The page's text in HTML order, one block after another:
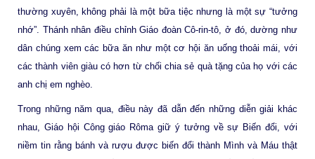
thường xuyên, không phải là một bữa tiệc nhưng là một sự “tưởng
nhớ”. Thánh nhân điều chỉnh Giáo đoàn Cô-rin-tô, ở đó, dường như
dân chúng xem các bữa ăn như một cơ hội ăn uống thoải mái, với
các thành viên giàu có hơn từ chối chia sẻ quà tặng của họ với các
anh chị em nghèo.
Trong những năm qua, điều này đã dẫn đến những diễn giải khác
nhau, Giáo hội Công giáo Rôma giữ ý tưởng về sự Biến đổi, với
niềm tin rằng bánh và rượu được biến đổi thành Mình và Máu thật